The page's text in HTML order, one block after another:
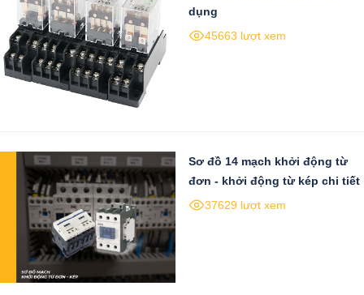
dụng
45663 lượt xem
Sơ đồ 14 mạch khởi động từ
đơn - khởi động từ kép chi tiết
37629 lượt xem